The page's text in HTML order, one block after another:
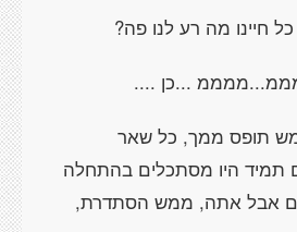
חיינו מה רע לנו פה?
...כן ....
תופס ממך, כל שאר
תמיד היו מסתכלים בהתחלה
אבל אתה, ממש הסתדרת,